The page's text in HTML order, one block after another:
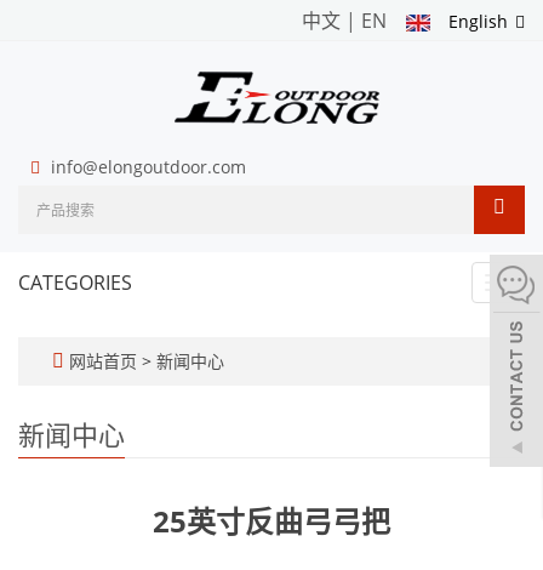
English
中文 | EN
info@elongoutdoor.com
CATEGORIES
网站首页 > 新闻中心
新闻中心
25英寸反曲弓弓把